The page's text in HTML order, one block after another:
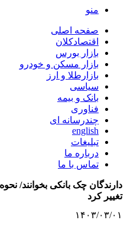
منو
صفحه اصلی
اقتصادکلان
بازار بورس
بازار مسکن و خودرو
بازارطلا و ارز
سیاسی
بانک و بیمه
فناوری
چندرسانه ای
english
تبلیغات
درباره ما
تماس با ما
دارندگان چک بانکی بخوانند/
تغییر کرد
۱۴۰۳/۰۳/۰۱